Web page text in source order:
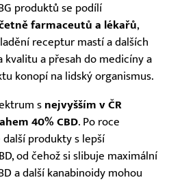
produktů se podílí
farmaceutů a lékařů,
receptur mastí a dalších
kvalitu a přesah do medicíny a
konopí na lidský organismus.
s nejvyšším v ČR
40% CBD. Po roce
produkty s lepší
od čehož si slibuje maximální
a další kanabinoidy mohou